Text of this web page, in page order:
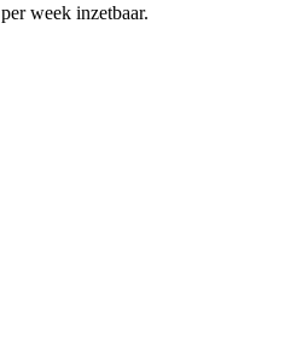
per week inzetbaar.